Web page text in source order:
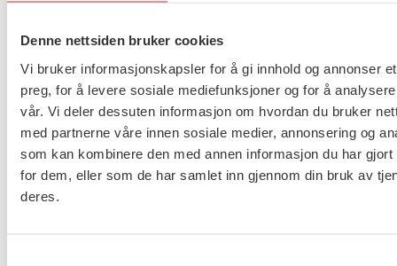
Denne nettsiden bruker cookies
Vi bruker informasjonskapsler for å gi innhold og annonser
preg, for å levere sosiale mediefunksjoner og for å
vår. Vi deler dessuten informasjon om hvordan du bruker
med partnerne våre innen sosiale medier, annonsering og
som kan kombinere den med annen informasjon du har gjort
for dem, eller som de har samlet inn gjennom din bruk av
deres.
samarbeidspartnere. Denne kompleksiteten øker
slik at vi kan forebygge for nye trygdeskandaler, sier
Kvisvik.
Samtidig peker forbundslederen på behovet for at
ansatte har sosialfaglig kompetanse.
– Nav må gå igjennom egen sammensetting og